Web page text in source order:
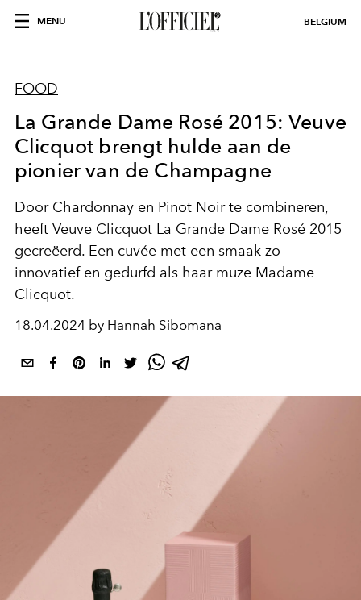
MENU BELGIUM
FOOD
La Grande Dame Rosé 2015: Veuve
Clicquot brengt hulde aan de
pionier van de Champagne
Door Chardonnay en Pinot Noir te combineren,
heeft Veuve Clicquot La Grande Dame Rosé 2015
gecreëerd. Een cuvée met een smaak zo
innovatief en gedurfd als haar muze Madame
Clicquot.
18.04.2024 by Hannah Sibomana